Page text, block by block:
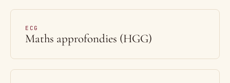
ECG
Maths approfondies (HGG)